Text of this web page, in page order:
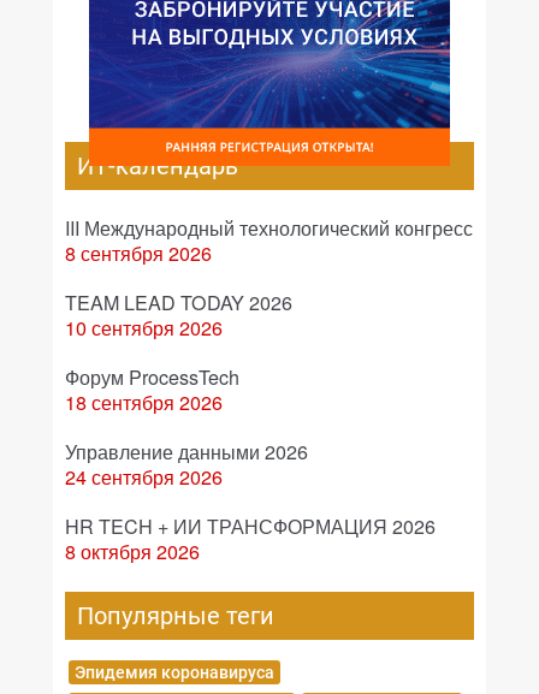
ИТ-календарь
III Международный технологический конгресс
8 сентября 2026
TEAM LEAD TODAY 2026
10 сентября 2026
Форум ProcessTech
18 сентября 2026
Управление данными 2026
24 сентября 2026
HR TECH + ИИ ТРАНСФОРМАЦИЯ 2026
8 октября 2026
Популярные теги
Эпидемия коронавируса